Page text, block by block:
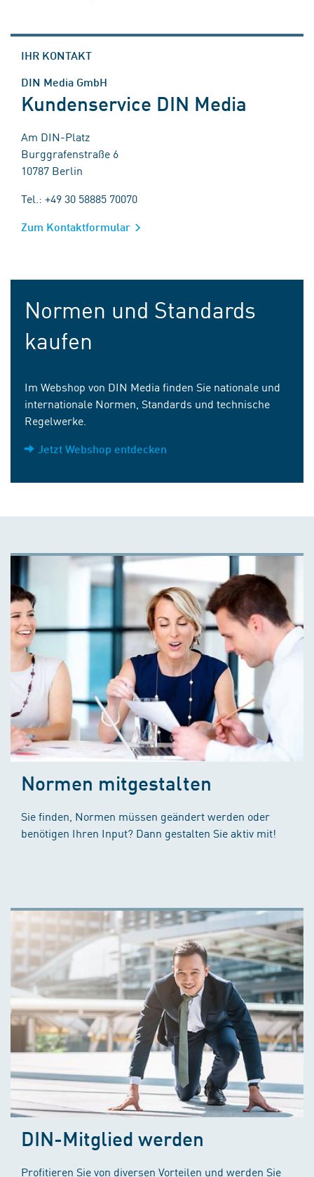
IHR KONTAKT
DIN Media GmbH
Kundenservice DIN Media
Am DIN-Platz
Burggrafenstraße 6
10787 Berlin
Tel.: +49 30 58885 70070
Zum Kontaktformular
Normen und Standards
kaufen
Im Webshop von DIN Media finden Sie nationale und
internationale Normen, Standards und technische
Regelwerke.
Jetzt Webshop entdecken
Normen mitgestalten
Sie finden, Normen müssen geändert werden oder
benötigen Ihren Input? Dann gestalten Sie aktiv mit!
DIN-Mitglied werden
Profitieren Sie von diversen Vorteilen und werden Sie